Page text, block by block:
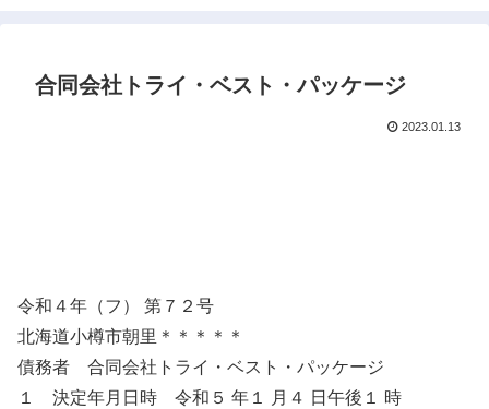
合同会社トライ・ベスト・パッケージ
2023.01.13
令和４年（フ） 第７２号
北海道小樽市朝里＊＊＊＊＊
債務者 合同会社トライ・ベスト・パッケージ
１ 決定年月日時 令和５ 年１ 月４ 日午後１ 時